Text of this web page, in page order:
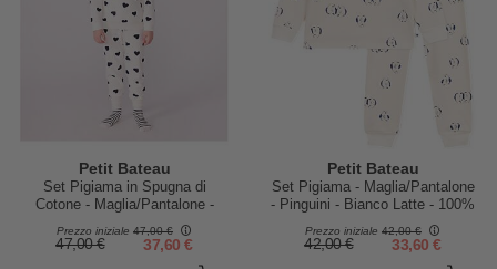
Petit Bateau
Set Pigiama in Spugna di
Cotone - Maglia/Pantalone -
Cuori Blu - Bianco
Prezzo iniziale 47,00 €
47,00 € 37,60 €
Petit Bateau
Set Pigiama - Maglia/Pantalone
- Pinguini - Bianco Latte - 100%
Prezzo iniziale 42,00 €
42,00 € 33,60 €